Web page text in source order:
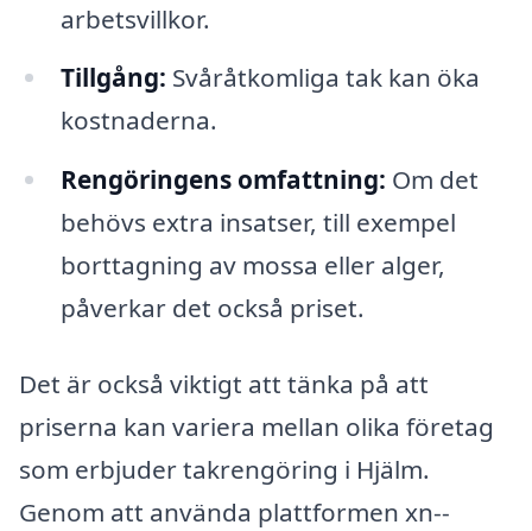
arbetsvillkor.
Tillgång: Svåråtkomliga tak kan öka
kostnaderna.
Rengöringens omfattning: Om det
behövs extra insatser, till exempel
borttagning av mossa eller alger,
påverkar det också priset.
Det är också viktigt att tänka på att
priserna kan variera mellan olika företag
som erbjuder takrengöring i Hjälm.
Genom att använda plattformen xn--